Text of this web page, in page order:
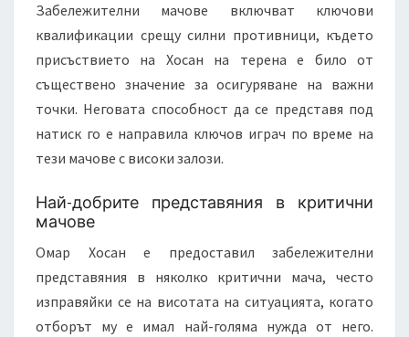
Забележителни мачове включват ключови
квалификации срещу силни противници, където
присъствието на Хосан на терена е било от
съществено значение за осигуряване на важни
точки. Неговата способност да се представя под
натиск го е направила ключов играч по време на
тези мачове с високи залози.
Най-добрите представяния в критични
мачове
Омар Хосан е предоставил забележителни
представяния в няколко критични мача, често
изправяйки се на висотата на ситуацията, когато
отборът му е имал най-голяма нужда от него.